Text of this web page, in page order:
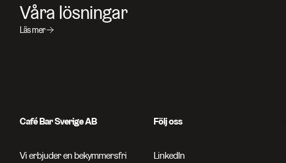
Våra lösningar
Läs mer
Café Bar Sverige AB
Vi erbjuder en bekymmersfri
Följ oss
LinkedIn